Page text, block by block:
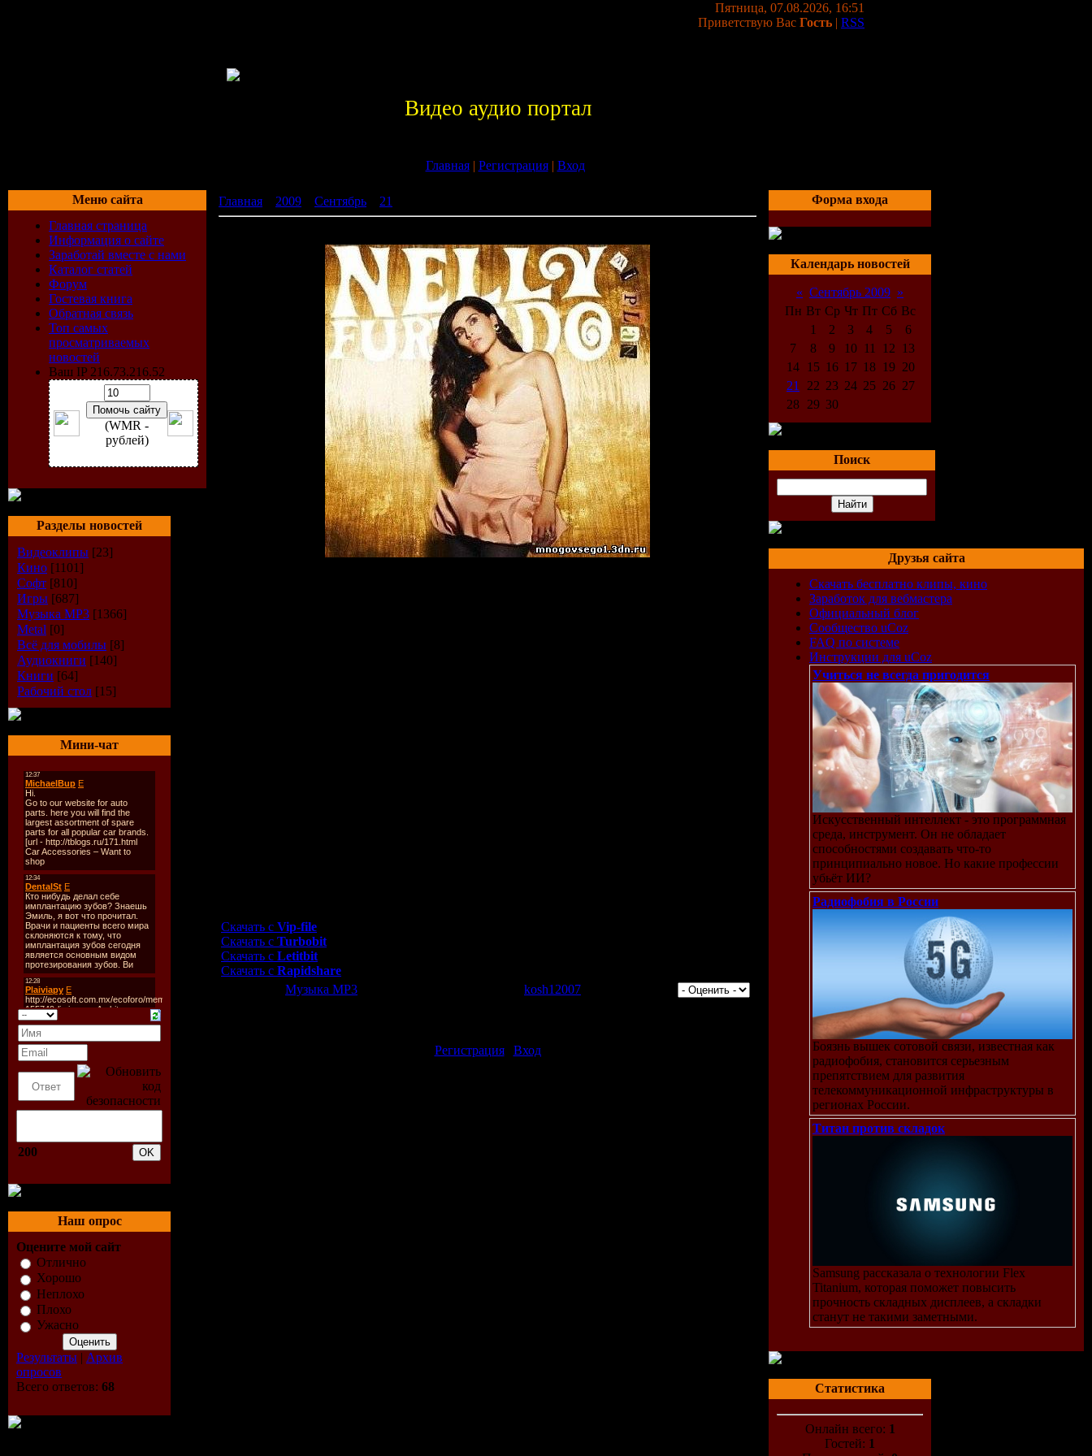
Пятница, 07.08.2026, 16:51
Приветствую Вас Гость | RSS
Видео аудио портал
Главная| Регистрация| Вход
Меню сайта
Главная страница
Информация о сайте
Заработай вместе с нами
Каталог статей
Форум
Гостевая книга
Обратная связь
Топ самых
просматриваемых
новостей
Ваш IP 216.73.216.52
(WMR -
рублей)
Разделы новостей
Видеоклипы [23]
Кино [1101]
Софт [810]
Игры [687]
Музыка МР3 [1366]
Metal [0]
Всё для мобилы [8]
Аудиокниги [140]
Книги [64]
Рабочий стол [15]
Мини-чат
200
Наш опрос
Оцените мой сайт
Отлично
Хорошо
Неплохо
Плохо
Ужасно
Результаты | Архив
опросов
Всего ответов: 68
Главная 2009 Сентябрь 21
Скачать с Vip-file
Скачать с Turbobit
Скачать с Letitbit
Скачать с Rapidshare
Музыка МР3 kosh12007
Регистрация| Вход]
Форма входа
Календарь новостей
« Сентябрь 2009 »
Пн Вт Ср Чт Пт Сб Вс
1
2 3 4 5
6
7
8 9 10 11 12
13
14
15 16 17 18 19 20
21
22 23 24 25 26 27
28 29 30
Поиск
Друзья сайта
Скачать бесплатно клипы, кино
Заработок для вебмастера
Официальный блог
Сообщество uCoz
FAQ по системе
Инструкции для uCoz
Учиться не всегда пригодится
Искусственный интеллект - это программная
среда, инструмент. Он не обладает
способностями создавать что-то
принципиально новое. Но какие профессии
убьёт ИИ?
Радиофобия в России
Боязнь вышек сотовой связи, известная как
радиофобия, становится серьезным
препятствием для развития
телекоммуникационной инфраструктуры в
регионах России.
Титан против складок
Samsung рассказала о технологии Flex
Titanium, которая поможет повысить
прочность складных дисплеев, а складки
станут не такими заметными.
Статистика
Онлайн всего: 1
Гостей: 1